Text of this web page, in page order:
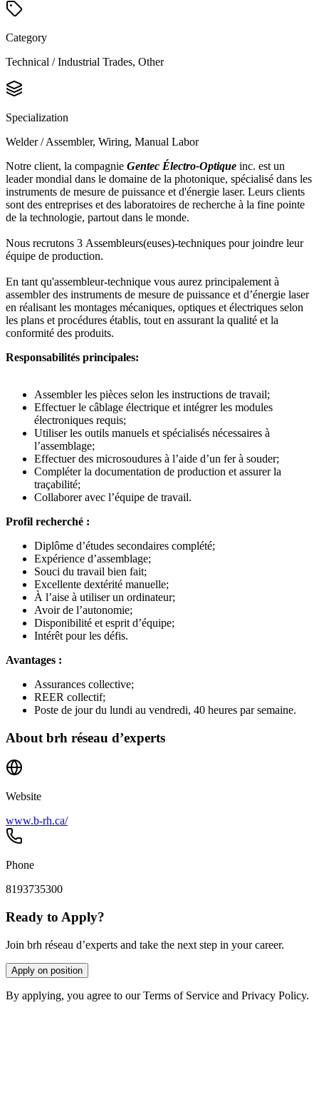
Category
Technical / Industrial Trades, Other
Specialization
Welder / Assembler, Wiring, Manual Labor
Notre client, la compagnie Gentec Électro-Optique inc. est un
leader mondial dans le domaine de la photonique, spécialisé dans les
instruments de mesure de puissance et d'énergie laser. Leurs clients
sont des entreprises et des laboratoires de recherche à la fine pointe
de la technologie, partout dans le monde.
Nous recrutons 3 Assembleurs(euses)-techniques pour joindre leur
équipe de production.
En tant qu'assembleur-technique vous aurez principalement à
assembler des instruments de mesure de puissance et d’énergie laser
en réalisant les montages mécaniques, optiques et électriques selon
les plans et procédures établis, tout en assurant la qualité et la
conformité des produits.
Responsabilités principales:
Assembler les pièces selon les instructions de travail;
Effectuer le câblage électrique et intégrer les modules
électroniques requis;
Utiliser les outils manuels et spécialisés nécessaires à
l’assemblage;
Effectuer des microsoudures à l’aide d’un fer à souder;
Compléter la documentation de production et assurer la
traçabilité;
Collaborer avec l’équipe de travail.
Profil recherché :
Diplôme d’études secondaires complété;
Expérience d’assemblage;
Souci du travail bien fait;
Excellente dextérité manuelle;
À l’aise à utiliser un ordinateur;
Avoir de l’autonomie;
Disponibilité et esprit d’équipe;
Intérêt pour les défis.
Avantages :
Assurances collective;
REER collectif;
Poste de jour du lundi au vendredi, 40 heures par semaine.
About brh réseau d’experts
Website
www.b-rh.ca/
Phone
8193735300
Ready to Apply?
Join brh réseau d’experts and take the next step in your career.
Apply on position
By applying, you agree to our Terms of Service and Privacy Policy.